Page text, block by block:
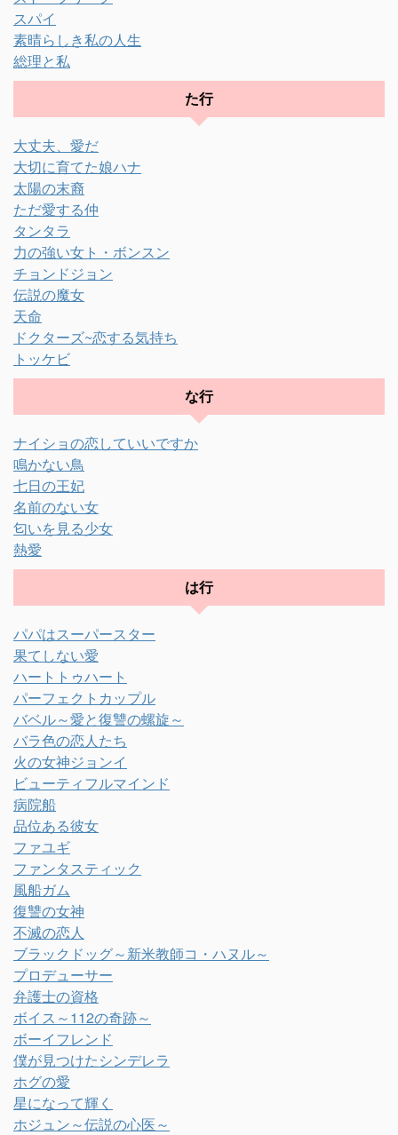
スパイ
素晴らしき私の人生
総理と私
た行
大丈夫、愛だ
大切に育てた娘ハナ
太陽の末裔
ただ愛する仲
タンタラ
力の強い女ト・ボンスン
チョンドジョン
伝説の魔女
天命
ドクターズ~恋する気持ち
トッケビ
な行
ナイショの恋していいですか
鳴かない鳥
七日の王妃
名前のない女
匂いを見る少女
熱愛
は行
パパはスーパースター
果てしない愛
ハートトゥハート
パーフェクトカップル
バベル～愛と復讐の螺旋～
バラ色の恋人たち
火の女神ジョンイ
ビューティフルマインド
病院船
品位ある彼女
ファユギ
ファンタスティック
風船ガム
復讐の女神
不滅の恋人
ブラックドッグ～新米教師コ・ハヌル～
プロデューサー
弁護士の資格
ボイス～112の奇跡～
ボーイフレンド
僕が見つけたシンデレラ
ホグの愛
星になって輝く
ホジュン～伝説の心医～